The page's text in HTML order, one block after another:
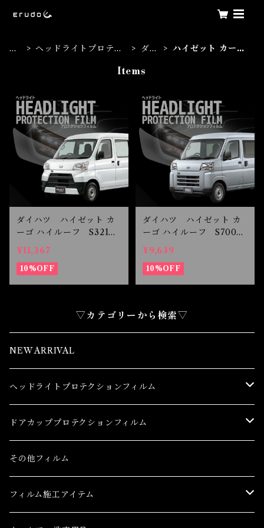
ホ
ヘッドライトプロテク
ダイ
ハイゼット カーゴ
Items
ダイハツ ハイゼット カ
ーゴ ハイルーフ S321V
型・S331V型 H29.11-R
3.11 ヘッドライトプロテ
クションフィルム
¥11,367
10%OFF
ダイハツ ハイゼット カ
ーゴ ハイルーフ S700V
型・S710V型 R3.12- L
ED用 ヘッドライトプロ
テクションフィルム
¥9,639
10%OFF
▽カテゴリーから検索▽
NEW ARRIVAL
ヘッドライトプロテクションフィルム
トヨタ
86(GR86)
bB
レクサス
CT
ES
日産
ドアカッププロテクションフィルム
トヨタ
86(GR86)
bB
レクサス
その他フィルム
フィルム施工アイテム